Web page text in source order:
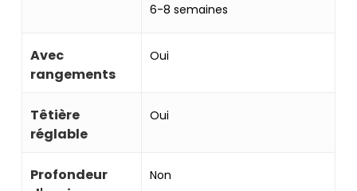
6-8 semaines
Avec
rangements
Oui
Têtière
réglable
Oui
Profondeur
Non